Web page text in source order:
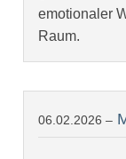
emotionaler
Raum.
06.02.2026 –